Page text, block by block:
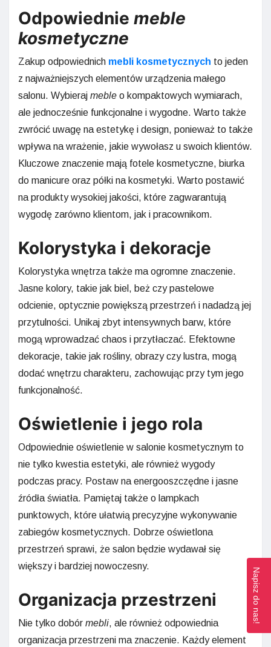
Odpowiednie meble
kosmetyczne
Zakup odpowiednich mebli kosmetycznych to jeden
z najważniejszych elementów urządzenia małego
salonu. Wybieraj meble o kompaktowych wymiarach,
ale jednocześnie funkcjonalne i wygodne. Warto także
zwrócić uwagę na estetykę i design, ponieważ to także
wpływa na wrażenie, jakie wywołasz u swoich klientów.
Kluczowe znaczenie mają fotele kosmetyczne, biurka
do manicure oraz półki na kosmetyki. Warto postawić
na produkty wysokiej jakości, które zagwarantują
wygodę zarówno klientom, jak i pracownikom.
Kolorystyka i dekoracje
Kolorystyka wnętrza także ma ogromne znaczenie.
Jasne kolory, takie jak biel, beż czy pastelowe
odcienie, optycznie powiększą przestrzeń i nadadzą jej
przytulności. Unikaj zbyt intensywnych barw, które
mogą wprowadzać chaos i przytłaczać. Efektowne
dekoracje, takie jak rośliny, obrazy czy lustra, mogą
dodać wnętrzu charakteru, zachowując przy tym jego
funkcjonalność.
Oświetlenie i jego rola
Odpowiednie oświetlenie w salonie kosmetycznym to
nie tylko kwestia estetyki, ale również wygody
podczas pracy. Postaw na energooszczędne i jasne
źródła światła. Pamiętaj także o lampkach
punktowych, które ułatwią precyzyjne wykonywanie
zabiegów kosmetycznych. Dobrze oświetlona
przestrzeń sprawi, że salon będzie wydawał się
większy i bardziej nowoczesny.
Organizacja przestrzeni
Nie tylko dobór mebli, ale również odpowiednia
organizacja przestrzeni ma znaczenie. Każdy element
Napisz do nas!